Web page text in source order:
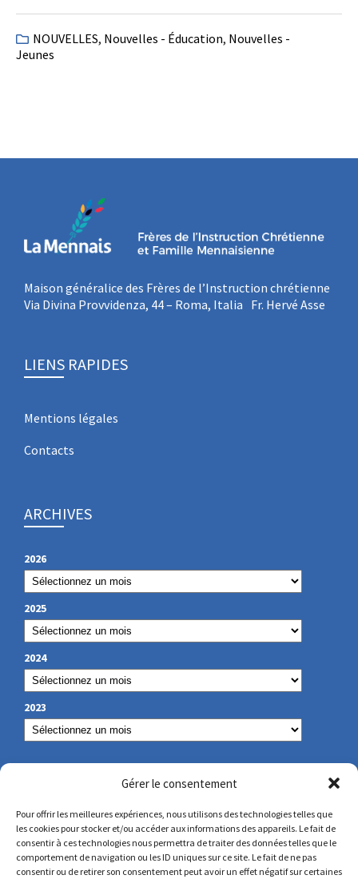
Gérer le consentement
Pour offrir les meilleures expériences, nous utilisons des technologies telles que
les cookies pour stocker et/ou accéder aux informations des appareils. Le fait de
consentir à ces technologies nous permettra de traiter des données telles que le
comportement de navigation ou les ID uniques sur ce site. Le fait de ne pas
consentir ou de retirer son consentement peut avoir un effet négatif sur certaines
NOUVELLES, Nouvelles - Éducation, Nouvelles -
Jeunes
Maison généralice des Frères de l’Instruction chrétienne
Via Divina Provvidenza, 44 – Roma, Italia Fr. Hervé Asse
LIENS RAPIDES
Mentions légales
Contacts
ARCHIVES
2026
2025
2024
2023
NOS COORDONNÉES
secretariat@lamennais.org